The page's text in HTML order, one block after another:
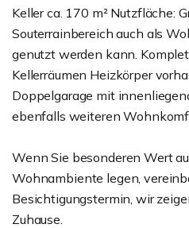
Keller ca. 170 m² Nutzfläche:
Souterrainbereich auch als
genutzt werden kann.
Kellerräumen Heizkörper
Doppelgarage mit
ebenfalls weiteren
Wenn Sie besonderen Wert
Wohnambiente legen,
Besichtigungstermin, wir
Zuhause.